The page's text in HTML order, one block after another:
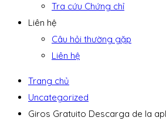
Tra cứu Chứng chỉ
Liên hệ
Câu hỏi thường gặp
Liên hệ
Trang chủ
Uncategorized
Giros Gratuito Descarga de la